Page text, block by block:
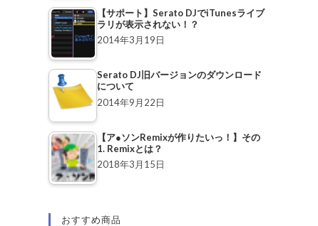
【サポート】Serato DJでiTunesライブ
ラリが表示されない！？
2014年3月19日
Serato DJ旧バージョンのダウンロード
について
2014年9月22日
【ア●ソンRemixが作りたいっ！】その
1. Remixとは？
2018年3月15日
おすすめ商品